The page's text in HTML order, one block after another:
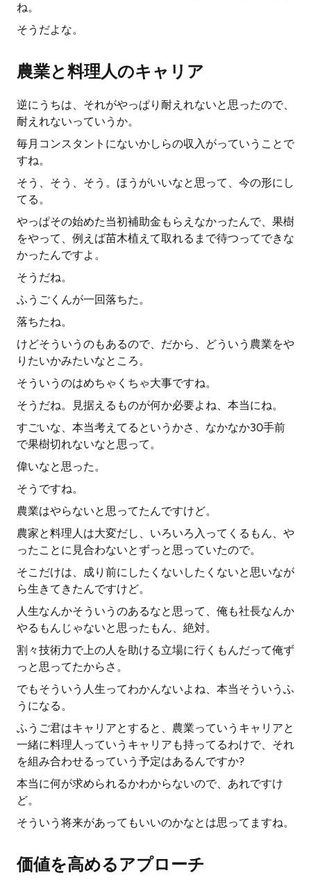
ね。
そうだよな。
農業と料理人のキャリア
逆にうちは、それがやっぱり耐えれないと思ったので、
耐えれないっていうか。
毎月コンスタントにないかしらの収入がっていうことで
すね。
そう、そう、そう。ほうがいいなと思って、今の形にし
てる。
やっぱその始めた当初補助金もらえなかったんで、果樹
をやって、例えば苗木植えて取れるまで待つってできな
かったんですよ。
そうだね。
ふうごくんが一回落ちた。
落ちたね。
けどそういうのもあるので、だから、どういう農業をや
りたいかみたいなところ。
そういうのはめちゃくちゃ大事ですね。
そうだね。見据えるものが何か必要よね、本当にね。
すごいな、本当考えてるというかさ、なかなか30手前
で果樹切れないなと思って。
偉いなと思った。
そうですね。
農業はやらないと思ってたんですけど。
農家と料理人は大変だし、いろいろ入ってくるもん、や
ったことに見合わないとずっと思っていたので。
そこだけは、成り前にしたくないしたくないと思いなが
ら生きてきたんですけど。
人生なんかそういうのあるなと思って、俺も社長なんか
やるもんじゃないと思ったもん、絶対。
割々技術力で上の人を助ける立場に行くもんだって俺ず
っと思ってたからさ。
でもそういう人生ってわかんないよね、本当そういうふ
うになる。
ふうご君はキャリアとすると、農業っていうキャリアと
一緒に料理人っていうキャリアも持ってるわけで、それ
を組み合わせるっていう予定はあるんですか?
本当に何が求められるかわからないので、あれですけ
ど。
そういう将来があってもいいのかなとは思ってますね。
価値を高めるアプローチ